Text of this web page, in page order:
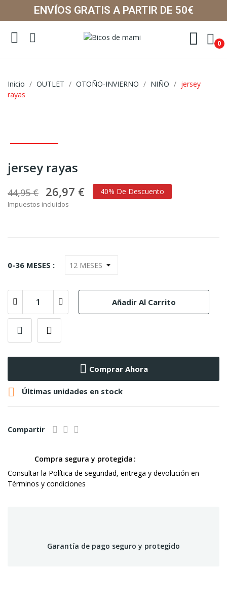
ENVÍOS GRATIS A PARTIR DE 50€
0
Inicio OUTLET OTOÑO-INVIERNO NIÑO
jersey
rayas
jersey rayas
44,95 € 26,97 € 40% De Descuento
Impuestos incluidos
0-36 MESES :
Añadir Al Carrito
Comprar Ahora
 Últimas unidades en stock
Compartir
Compra segura y protegida
Consultar la Política de seguridad, entrega y devolución en
Términos y condiciones
Garantía de pago seguro y protegido